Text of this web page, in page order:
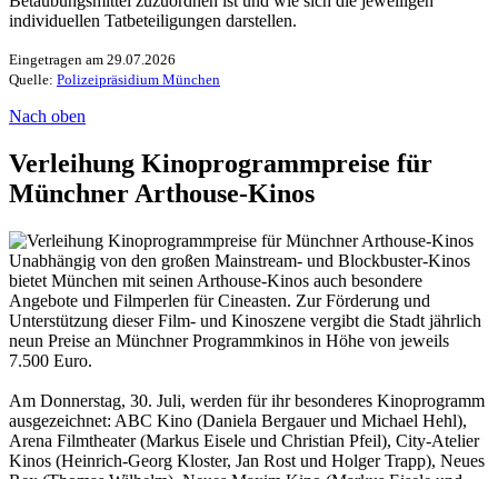
individuellen Tatbeteiligungen darstellen.
Eingetragen am 29.07.2026
Quelle: Polizeipräsidium München
Nach oben
Verleihung Kinoprogrammpreise für
Münchner Arthouse-Kinos
Unabhängig von den großen Mainstream- und Blockbuster-Kinos
bietet München mit seinen Arthouse-Kinos auch besondere
Angebote und Filmperlen für Cineasten. Zur Förderung und
Unterstützung dieser Film- und Kinoszene vergibt die Stadt jährlich
neun Preise an Münchner Programmkinos in Höhe von jeweils
7.500 Euro.
Am Donnerstag, 30. Juli, werden für ihr besonderes Kinoprogramm
ausgezeichnet: ABC Kino (Daniela Bergauer und Michael Hehl),
Arena Filmtheater (Markus Eisele und Christian Pfeil), City-Atelier
Kinos (Heinrich-Georg Kloster, Jan Rost und Holger Trapp), Neues